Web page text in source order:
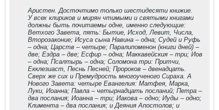
Аристен. Досточтимо только шестидесяти книжие.
У всех клириков и мирян чтимыми и святыми книгами
должны быть почитаемы одне, именно следующие:
Ветхого Завета, пять: Бытие, Исход, Левит, Числа,
Второзаконие; Исуса сына Навина – одна; Судей и Руфь
– одна; Царств – четыре; Паралипоменон (книги дней) –
две; Ездра – две; Есфир – одна; Маккавейския – три; Иов
– одна; Псалтырь – одна; Соломона три: Притчи,
Екклезиаст, Песнь Песней; Пророков – двенадцать.
Сверх же сих и Премудрость многоученого Сираха. А
Нового Завета: четыре Евангелия: Матфея, Марка,
Луки, Иоанна; Павла – четырнадцать посланий; Петра –
два послания; Иоанна – три; Иакова – одно; Иуды – одно;
Климента – два послания; и Деяния Апостолов; и